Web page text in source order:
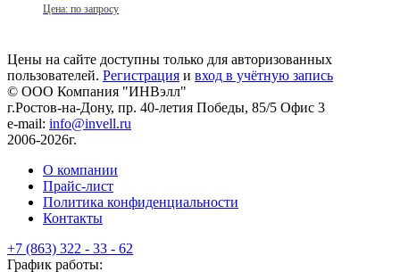
Цена: по запросу
Цены на сайте доступны только для авторизованных
пользователей. Регистрация и вход в учётную запись
© ООО Компания "ИНВэлл"
г.Ростов-на-Дону, пр. 40-летия Победы, 85/5 Офис 3
e-mail: info@invell.ru
2006-2026г.
О компании
Прайс-лист
Политика конфиденциальности
Контакты
+7 (863) 322 - 33 - 62
График работы: